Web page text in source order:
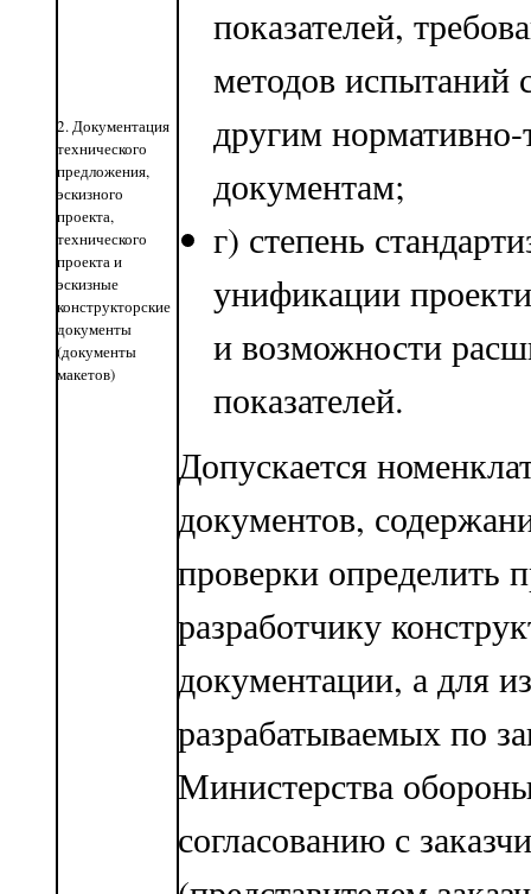
2. Документация
технического
предложения,
эскизного
проекта,
технического
проекта и
эскизные
конструкторские
документы
(документы
макетов)
показателей,
методов испытаний
другим
документам;
г) степень
унификации
и возможности
показателей.
Допускается
документов,
проверки определить
разработчику
документации, а для
разрабатываемых по
Министерства
согласованию с